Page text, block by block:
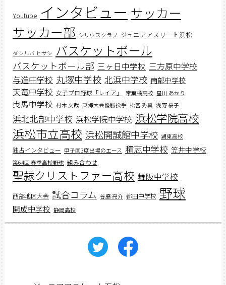
Youtube インタビュー サッカー
サッカー部 シリウスクラブ ジュニアアスリート浜松
ダシルバ ヒサシ バスケットボール
バスケットボール部 三ヶ日中学校 三方原中学校
与進中学校 丸塚中学校 北浜中学校 南部中学校
天竜中学校 女子プロ野球「レイア」 常葉橘高校 星川 あかり
曳馬中学校 村木 文哉 東海大会優勝投手 松宮 秀真 浅野 桜子
浜北北部中学校 浜松学院中学校 浜松学院高校
浜松市立高校 浜松開誠館中学校 湖東高校
独占インタビュー 甲子園3度出場のエース 積志中学校 笠井中学校
第64回 春季高校野球 組み合わせ
聖隷クリストファー高校 舞阪中学校
西部地区大会 試合コラム 谷脇 亮介 都田中学校 野球
開成中学校 静岡高校